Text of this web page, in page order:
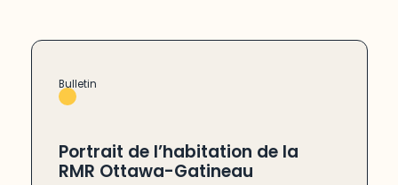
Bulletin
Portrait de l’habitation de la
RMR Ottawa-Gatineau